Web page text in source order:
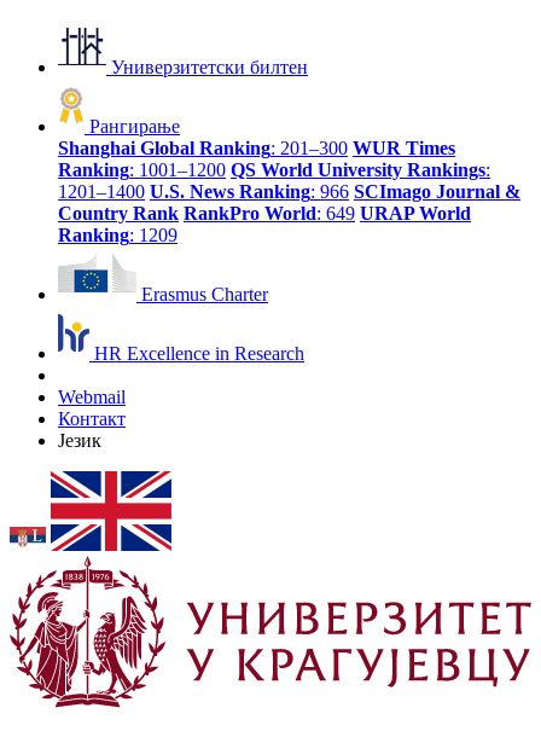
Универзитетски билтен
Рангирање
Shanghai Global Ranking: 201–300 WUR Times
Ranking: 1001–1200 QS World University Rankings:
1201–1400 U.S. News Ranking: 966 SCImago Journal &
Country Rank RankPro World: 649 URAP World
Ranking: 1209
Erasmus Charter
HR Excellence in Research
Webmail
Контакт
Језик